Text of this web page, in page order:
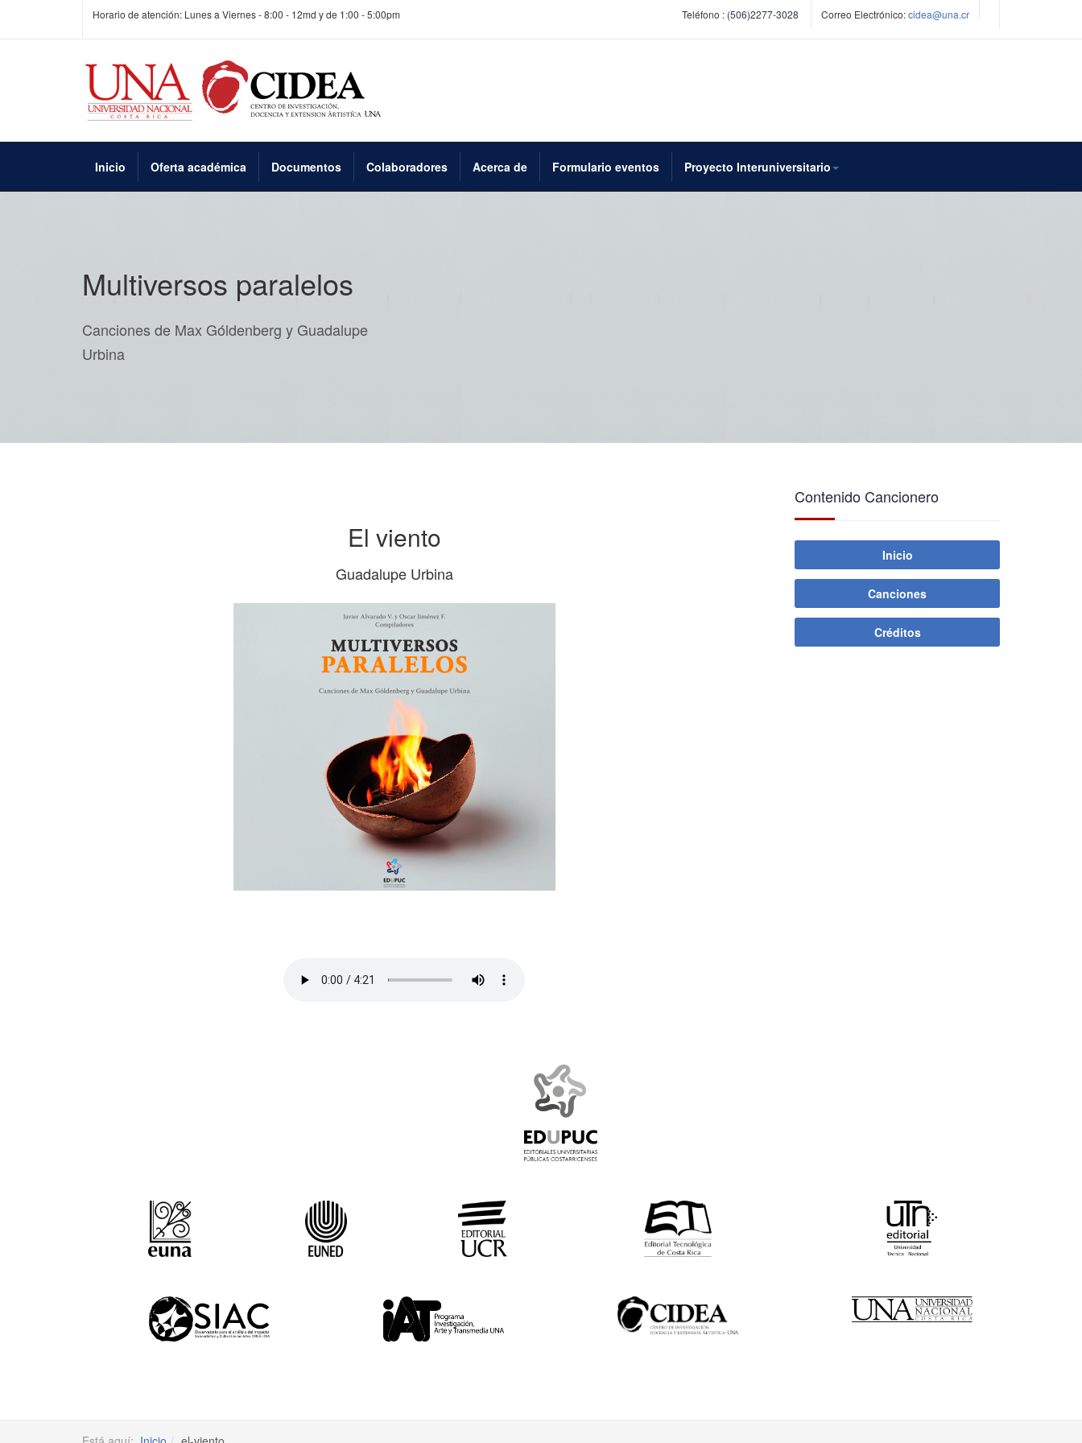
Horario de atención: Lunes a Viernes - 8:00 - 12md y de 1:00 - 5:00pm Teléfono : (506)2277-3028 Correo Electrónico:cidea@una.cr
Inicio Oferta académica Documentos Colaboradores Acerca de Formulario eventos Proyecto Interuniversitario
Multiversos paralelos
Canciones de Max Góldenberg y Guadalupe
Urbina
El viento
Guadalupe Urbina
Contenido Cancionero
Inicio
Canciones
Créditos